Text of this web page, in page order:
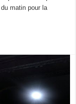
matin pour la